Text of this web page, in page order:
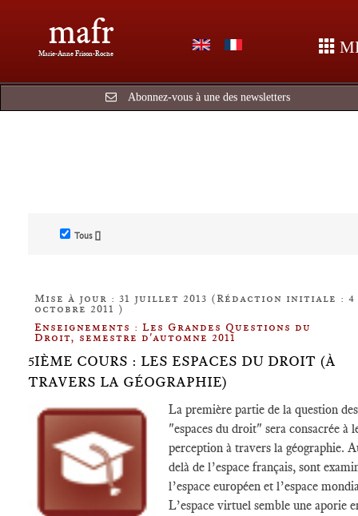
mafr
Marie-Anne Frison-Roche
Abonnez-vous à une des newsletters
Tous []
Mise à jour : 31 juillet 2013 (Rédaction initiale : 4
octobre 2011 )
Enseignements : Les Grandes Questions du
Droit, semestre d'automne 2011
5IÈME COURS : LES ESPACES DU DROIT (À
TRAVERS LA GÉOGRAPHIE)
La première partie de la question des
"espaces du droit" sera consacrée à
perception à travers la géographie.
delà de l’espace français, sont
l’espace européen et l’espace
L’espace virtuel semble une aporie